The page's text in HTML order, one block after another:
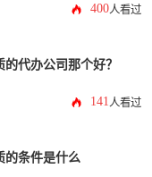
400人看过
代办公司那个好？
141人看过
的条件是什么